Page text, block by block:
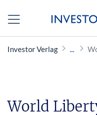
Investor Verlag
World